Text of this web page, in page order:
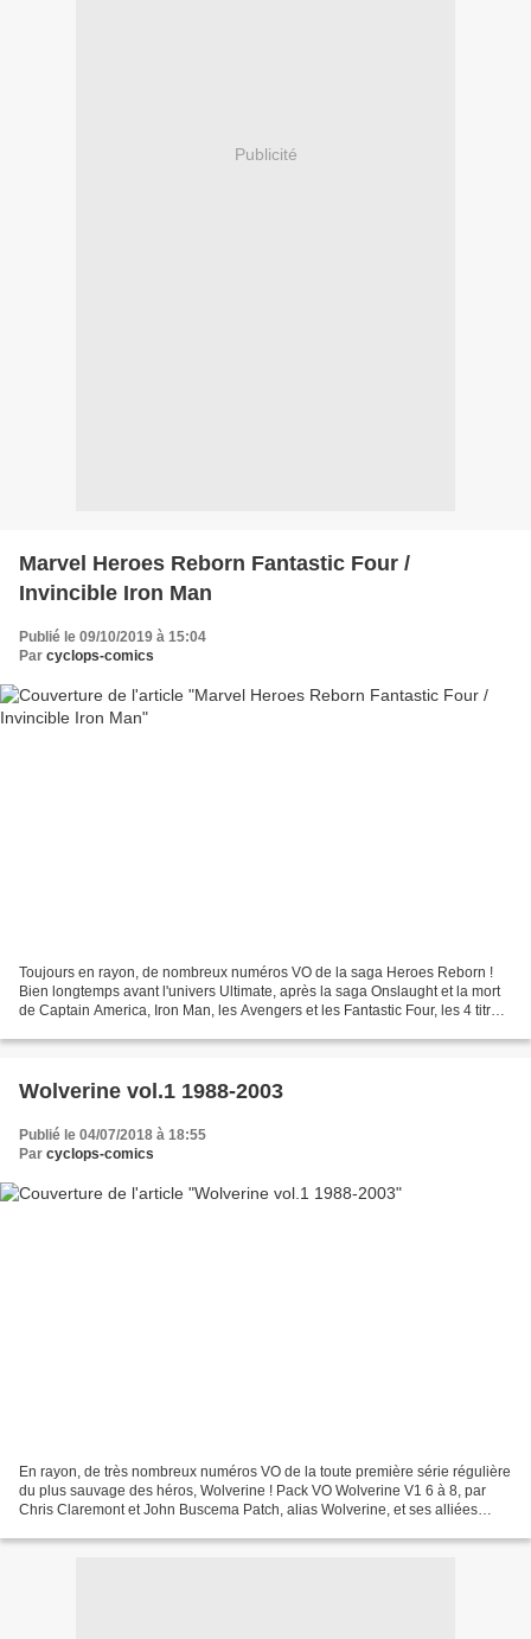
Publicité
Marvel Heroes Reborn Fantastic Four /
Invincible Iron Man
Publié le 09/10/2019 à 15:04
Par cyclops-comics
Toujours en rayon, de nombreux numéros VO de la saga Heroes Reborn !
Bien longtemps avant l'univers Ultimate, après la saga Onslaught et la mort
de Captain America, Iron Man, les Avengers et les Fantastic Four, les 4 titres
Wolverine vol.1 1988-2003
Publié le 04/07/2018 à 18:55
Par cyclops-comics
En rayon, de très nombreux numéros VO de la toute première série régulière
du plus sauvage des héros, Wolverine ! Pack VO Wolverine V1 6 à 8, par
Chris Claremont et John Buscema Patch, alias Wolverine, et ses alliées